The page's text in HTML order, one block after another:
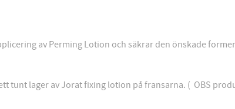
av Perming Lotion och säkrar den önskade
tunt lager av Jorat fixing lotion på fransarna. ( OBS